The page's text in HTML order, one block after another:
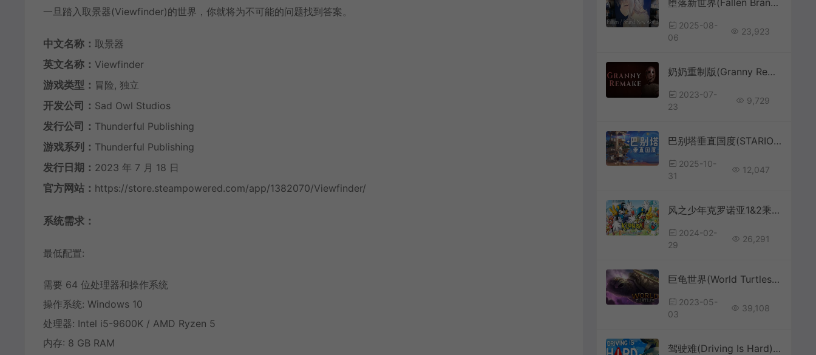
一旦踏入取景器(Viewfinder)的世界，你就将为不可能的问题找到答案。
中文名称： 取景器
英文名称： Viewfinder
游戏类型： 冒险, 独立
开发公司： Sad Owl Studios
发行公司： Thunderful Publishing
游戏系列： Thunderful Publishing
发行日期： 2023 年 7 月 18 日
官方网站： https://store.steampowered.com/app/1382070/Viewfinder/
系统需求：
最低配置:
需要 64 位处理器和操作系统
操作系统: Windows 10
处理器: Intel i5-9600K / AMD Ryzen 5
内存: 8 GB RAM
堕落新世界(Fallen Brand New World)卡通生活模拟经营游戏|下载
2025-08-
06
23,923
奶奶重制版(Granny Remake)黑暗生存解谜恐怖游戏|下载
2023-07-
23
9,729
巴别塔垂直国度(STARIO Haven Tower)垂直建造空中国度模拟游戏|下载
2025-10-
31
12,047
风之少年克罗诺亚1&2乘风归来(KLONOA PHANTASY REVERIE SERIES)横向卷轴动作游戏|下载
2024-02-
29
26,291
巨龟世界(World Turtles)简中|PC|SIM|领地建造模拟策略游戏
2023-05-
03
39,108
驾驶难(Driving Is Hard)高难度驾驶动作游戏|下载